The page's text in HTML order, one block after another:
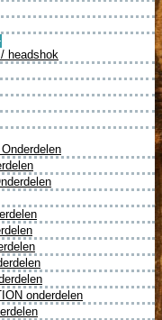
headshok
onderdelen